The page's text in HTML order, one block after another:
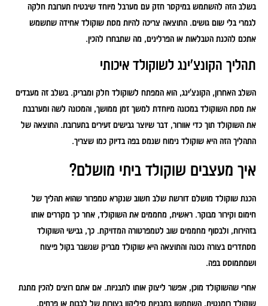
בשלב הזה להשתמש במיקסר חזק עם מערבל מיוחד שיבטיח תערובת חלקה
לגמרי בלי שום גושים. התוצאה צריכה להיות מסת שוקולד אחידה שתשמש
אתכם להכנת הטבלאות או הפרלינים, מה שתבחרו להכין.
תהליך הקונצ'ינג לשוקולד איכותי
השלב האחרון, הקונצ'ינג, הוא המפתח לשוקולד חלק ומבריק. בשלב זה מעבדים
את מסת השוקולד במכונה מיוחדת למשך זמן ממושך, והמכונה לשה ומערבבת
את השוקולד תוך כדי אוורור, דבר שיוצר גבישים זעירים בתערובת. התוצאה של
התהליך הזה היא שוקולד נימוח שנמס בפה בדיוק כמו שצריך.
איך מעצבים שוקולד ביתי מושלם?
הכנת שוקולד מושלם דורשת שלב חשוב שנקרא טמפרור שהוא תהליך של
חימום וקירור מבוקר. ראשית, מחממים את השוקולד, אחר כך מקררים אותו
בזהירות, ולבסוף מחממים שוב לטמפרטורה המדויקת. כך, גבישי השוקולד
מסתדרים בצורה נכונה והתוצאה היא שוקולד מבריק שנשבר בקול פיצוח
ושמתמוסס בפה.
אחרי שהשוקולד מוכן, אפשר ליצוק אותו לתבניות. אם אתם רוצים להכין מתנת
שוקולד רומנטית, השתמשו בתבניות סיליקון בצורות של לבבות או פרחים,